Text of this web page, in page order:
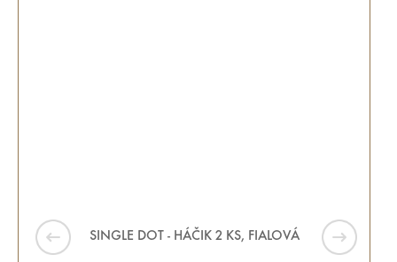
SINGLE DOT - HÁČIK 2 KS, FIALOVÁ